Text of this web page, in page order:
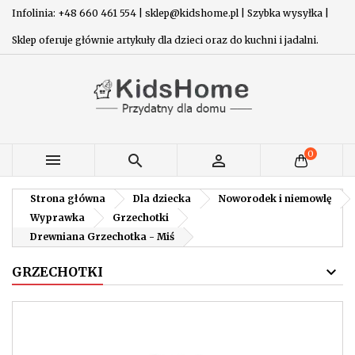
Infolinia: +48 660 461 554 | sklep@kidshome.pl | Szybka wysyłka |
Sklep oferuje głównie artykuły dla dzieci oraz do kuchni i jadalni.
   0
Strona główna Dla dziecka
Noworodek i niemowlę
Wyprawka
Grzechotki
Drewniana Grzechotka - Miś
GRZECHOTKI